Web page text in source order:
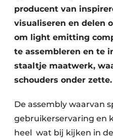
producent van
visualiseren en delen
om light emitting
te assembleren en te
staaltje maatwerk,
schouders onder zette.
De assembly waarvan
gebruikerservaring en
heel wat bij kijken in